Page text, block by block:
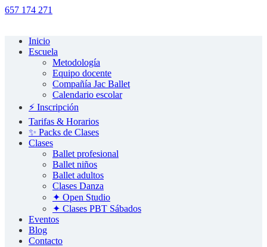
657 174 271
Inicio
Escuela
Metodología
Equipo docente
Compañía Jac Ballet
Calendario escolar
⚡️ Inscripción
Tarifas & Horarios
✨ Packs de Clases
Clases
Ballet profesional
Ballet niños
Ballet adultos
Clases Danza
✦ Open Studio
✦ Clases PBT Sábados
Eventos
Blog
Contacto